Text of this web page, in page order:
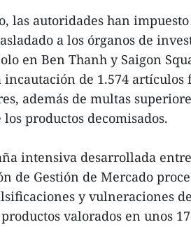
las autoridades han
a los órganos de
en Ben Thanh y Saigon
de 1.574 artículos
además de multas
productos decomisados.
intensiva desarrollada
de Gestión de Mercado
y vulneraciones
valorados en unos